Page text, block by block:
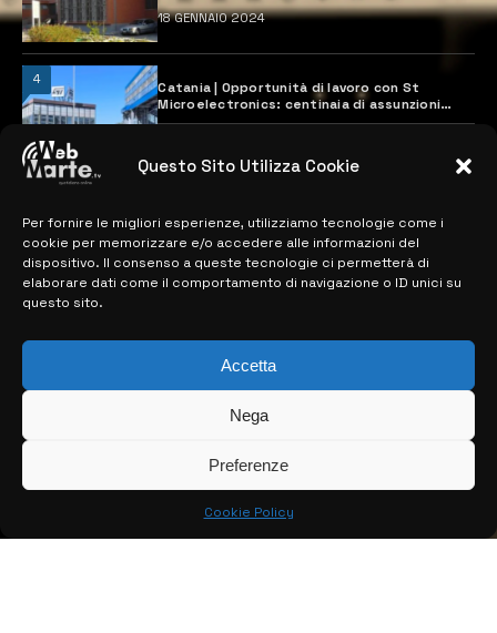
Questo Sito Utilizza Cookie
Per fornire le migliori esperienze, utilizziamo tecnologie come i
cookie per memorizzare e/o accedere alle informazioni del
dispositivo. Il consenso a queste tecnologie ci permetterà di
elaborare dati come il comportamento di navigazione o ID unici su
questo sito.
Accetta
Nega
Preferenze
Cookie Policy
18 GENNAIO 2024
4
Catania | Opportunità di lavoro con St
Microelectronics: centinaia di assunzioni
previste
MAPPA DEL SITO
> NOTIZIE